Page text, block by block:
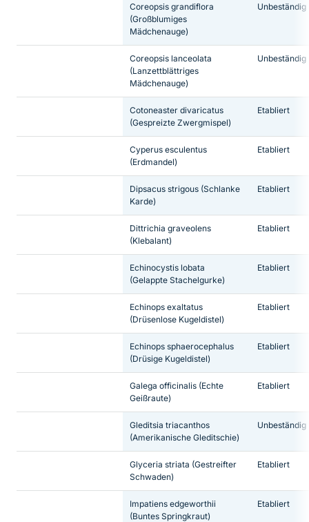
Coreopsis grandiflora
(Großblumiges
Mädchenauge)
Unbeständig
Coreopsis lanceolata
(Lanzettblättriges
Mädchenauge)
Unbeständig
Cotoneaster divaricatus
(Gespreizte Zwergmispel)
Etabliert
Cyperus esculentus
(Erdmandel)
Etabliert
Dipsacus strigous (Schlanke
Karde)
Etabliert
Dittrichia graveolens
(Klebalant)
Etabliert
Echinocystis lobata
(Gelappte Stachelgurke)
Etabliert
Echinops exaltatus
(Drüsenlose Kugeldistel)
Etabliert
Echinops sphaerocephalus
(Drüsige Kugeldistel)
Etabliert
Galega officinalis (Echte
Geißraute)
Etabliert
Gleditsia triacanthos
(Amerikanische Gleditschie)
Unbeständig
Glyceria striata (Gestreifter
Schwaden)
Etabliert
Impatiens edgeworthii
(Buntes Springkraut)
Etabliert